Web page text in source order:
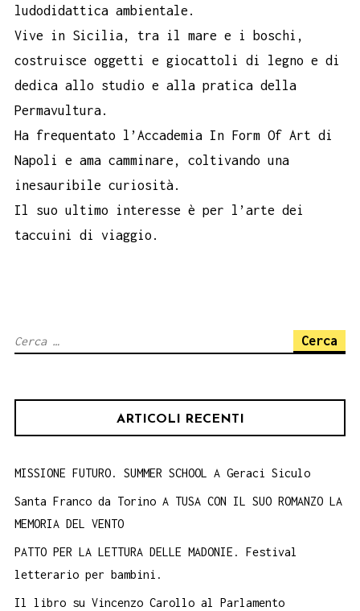
ludodidattica ambientale.
Vive in Sicilia, tra il mare e i boschi,
costruisce oggetti e giocattoli di legno e di
dedica allo studio e alla pratica della
Permavultura.
Ha frequentato l’Accademia In Form Of Art di
Napoli e ama camminare, coltivando una
inesauribile curiosità.
Il suo ultimo interesse è per l’arte dei
taccuini di viaggio.
Ricerca
ARTICOLI RECENTI
MISSIONE FUTURO. SUMMER SCHOOL A Geraci Siculo
Santa Franco da Torino A TUSA CON IL SUO ROMANZO LA
MEMORIA DEL VENTO
PATTO PER LA LETTURA DELLE MADONIE. Festival
letterario per bambini.
Il libro su Vincenzo Carollo al Parlamento